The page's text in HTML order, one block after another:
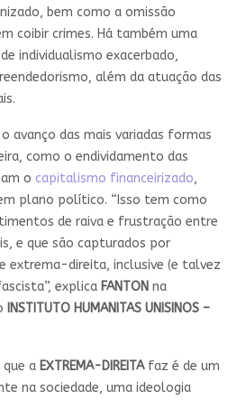
bem como a omissão
coibir crimes. Há também uma
individualismo exacerbado,
além da atuação das
avanço das mais variadas formas
como o endividamento das
o capitalismo financeirizado,
plano político. “Isso tem como
de raiva e frustração entre
e que são capturados por
extrema-direita, inclusive (e talvez
explica FANTON na
INSTITUTO HUMANITAS UNISINOS –
que a EXTREMA-DIREITAfaz é de um
na sociedade, uma ideologia